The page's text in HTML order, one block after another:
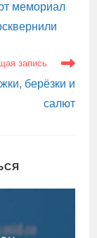
мемориал
запись
берёзки и
салют